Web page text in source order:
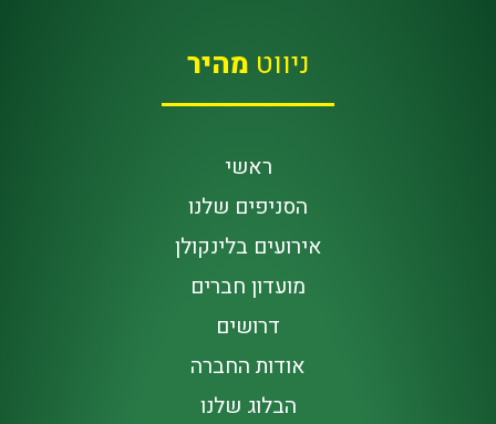
ניווט מהיר
ראשי
הסניפים שלנו
אירועים בלינקולן
מועדון חברים
דרושים
אודות החברה
הבלוג שלנו